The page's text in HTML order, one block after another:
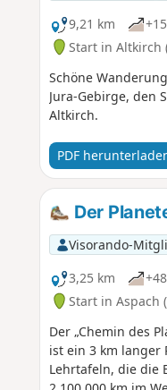
9,21 km
Start in Altkirch
Schöne
Jura-Gebirge, den
Altkirch.
PDF
Der
Visorando-
3,25 km
Start in Aspach
Der „Chemin des
ist ein 3 km langer
Lehrtafeln, die die